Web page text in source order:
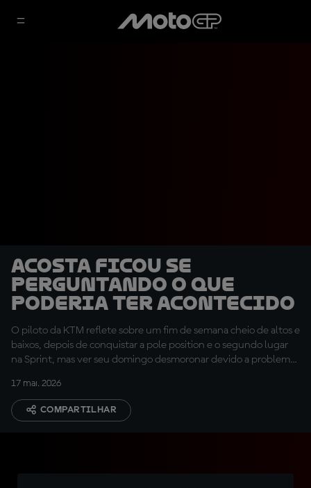
Acosta ficou se
perguntando o que
poderia ter acontecido
O piloto da KTM reflete sobre um fim de semana cheio de altos e
baixos, depois de conquistar a pole position e o segundo lugar
na Sprint, mas ver seu domingo desmoronar devido a problemas
17 mai. 2026
COMPARTILHAR